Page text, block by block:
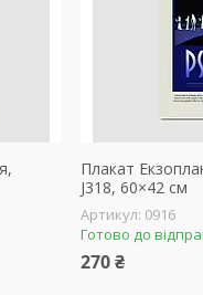
Плакат
J318, 60×42 см
0916
Готово до
270 ₴